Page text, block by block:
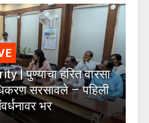
| पुण्याचा हरित वारसा
सरसावले – पहिली
भर